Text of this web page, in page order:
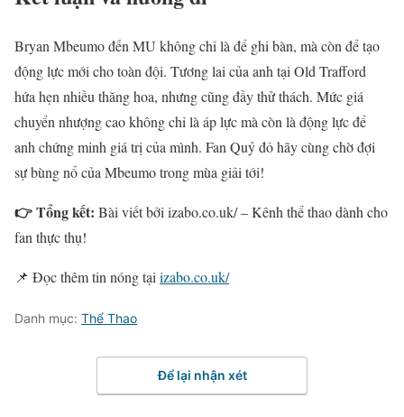
Bryan Mbeumo đến MU không chỉ là để ghi bàn, mà còn để tạo
động lực mới cho toàn đội. Tương lai của anh tại Old Trafford
hứa hẹn nhiều thăng hoa, nhưng cũng đầy thử thách. Mức giá
chuyển nhượng cao không chỉ là áp lực mà còn là động lực để
anh chứng minh giá trị của mình. Fan Quỷ đỏ hãy cùng chờ đợi
sự bùng nổ của Mbeumo trong mùa giải tới!
👉 Tổng kết: Bài viết bởi izabo.co.uk/ – Kênh thể thao dành cho
fan thực thụ!
📌 Đọc thêm tin nóng tại izabo.co.uk/
Danh mục: Thể Thao
Để lại nhận xét